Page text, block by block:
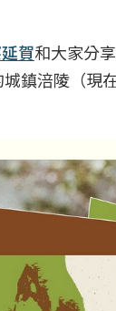
賀和大家分
鎮涪陵（現